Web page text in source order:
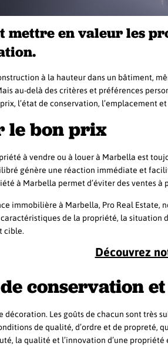
mettre en valeur les
à la hauteur dans un bâtiment,
au-delà des critères et préférences
l’état de conservation, l’emplacement
le bon prix
à vendre ou à louer à Marbella est
génère une réaction immédiate et
à Marbella permet d’éviter des ventes
immobilière à Marbella, Pro Real Estate,
de la propriété, la situation
cible.
Découvrez
conservation
décoration. Les goûts de chacun sont très
de qualité, d’ordre et de propreté,
la qualité et l’innovation d’une